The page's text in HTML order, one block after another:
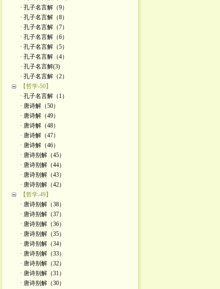
· 孔子名言解（9）
· 孔子名言解（8）
· 孔子名言解（7）
· 孔子名言解（6）
· 孔子名言解（5）
· 孔子名言解（4）
· 孔子名言解(3)
· 孔子名言解（2）
【哲学-50】
· 孔子名言解（1）
· 唐诗解（50）
· 唐诗解（49）
· 唐诗解（48）
· 唐诗解（47）
· 唐诗解（46）
· 唐诗别解（45）
· 唐诗别解（44）
· 唐诗别解（43）
· 唐诗别解（42）
【哲学-49】
· 唐诗别解（38）
· 唐诗别解（37）
· 唐诗别解（36）
· 唐诗别解（35）
· 唐诗别解（34）
· 唐诗别解（33）
· 唐诗别解（32）
· 唐诗别解（31）
· 唐诗别解（30）